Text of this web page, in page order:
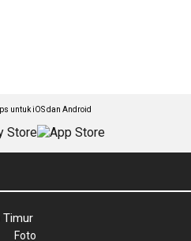
untuk iOS dan Android
Timur
Foto